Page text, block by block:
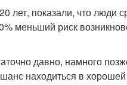
лет, показали, что люди
меньший риск
давно, намного
находиться в